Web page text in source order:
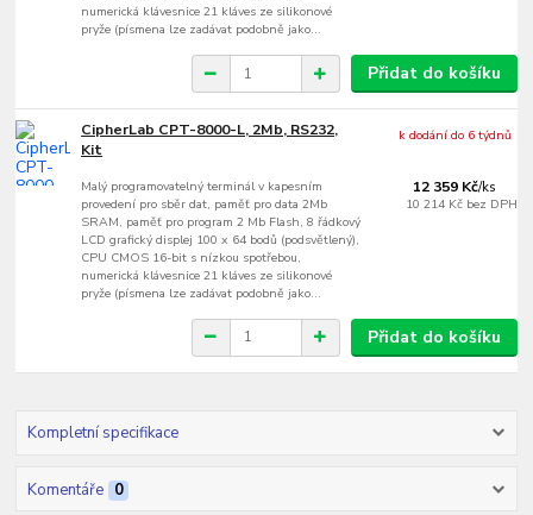
numerická klávesnice 21 kláves ze silikonové
pryže (písmena lze zadávat podobně jako...
Přidat do košíku
CipherLab CPT-8000-L, 2Mb, RS232,
Kit
Malý programovatelný terminál v kapesním
provedení pro sběr dat, paměť pro data 2Mb
SRAM, paměť pro program 2 Mb Flash, 8 řádkový
LCD grafický displej 100 x 64 bodů (podsvětlený),
CPU CMOS 16-bit s nízkou spotřebou,
numerická klávesnice 21 kláves ze silikonové
pryže (písmena lze zadávat podobně jako...
12 359 Kč/ks
10 214 Kč bez DPH
k dodání do 6 týdnů
Přidat do košíku
Kompletní specifikace
Komentáře 0